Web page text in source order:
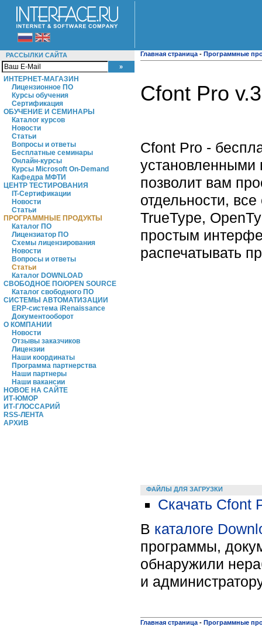
РАССЫЛКИ САЙТА
ИНТЕРНЕТ-МАГАЗИН
Лицензионное ПО
Курсы обучения
Сертификация
ОБУЧЕНИЕ И СЕМИНАРЫ
Каталог курсов
Новости
Статьи
Вопросы и ответы
Бесплатные семинары
Онлайн-курсы
Курсы Microsoft On-Demand
Кафедра МФТИ
ЦЕНТР ТЕСТИРОВАНИЯ
IT-Сертификации
Новости
Статьи
ПРОГРАММНЫЕ ПРОДУКТЫ
Каталог ПО
Лицензиатор ПО
Схемы лицензирования
Новости
Вопросы и ответы
Статьи
Каталог DOWNLOAD
СВОБОДНОЕ ПО/OPEN SOURCE
Каталог свободного ПО
СИСТЕМЫ АВТОМАТИЗАЦИИ
ERP-система iRenaissance
Документооборот
О КОМПАНИИ
Новости
Отзывы заказчиков
Лицензии
Наши координаты
Программа партнерства
Наши партнеры
Наши вакансии
НОВОЕ НА САЙТЕ
ИТ-ЮМОР
ИТ-ГЛОССАРИЙ
RSS-ЛЕНТА
АРХИВ
Главная страница - Программные
Cfont Pro
Cfont Pro -
установленными
позволит вам
отдельности,
TrueType,
простым
распечатывать
ФАЙЛЫ ДЛЯ ЗАГРУЗКИ
Скачать Cfont
В каталоге
программы,
обнаружили
и
Главная страница - Программные